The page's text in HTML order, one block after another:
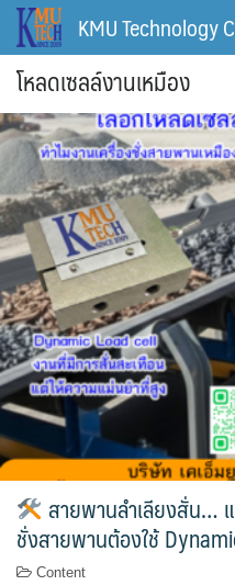
Skip
content
KMU Technology
โหลดเซลล์งานเหมือง
สายพานลำเลียงสั่น…
ชั่งสายพานต้องใช้
Content